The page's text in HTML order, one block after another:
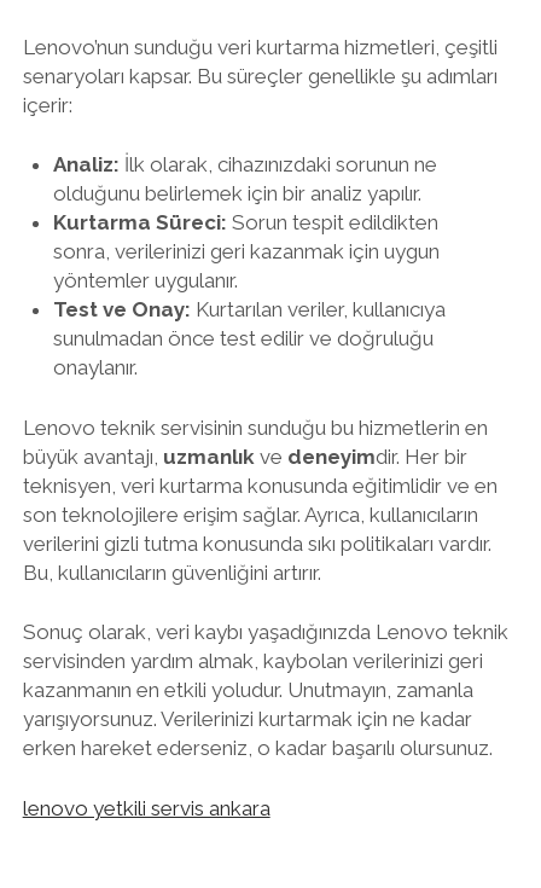
Lenovo’nun sunduğu veri kurtarma hizmetleri, çeşitli
senaryoları kapsar. Bu süreçler genellikle şu adımları
içerir:
Analiz: İlk olarak, cihazınızdaki sorunun ne
olduğunu belirlemek için bir analiz yapılır.
Kurtarma Süreci: Sorun tespit edildikten
sonra, verilerinizi geri kazanmak için uygun
yöntemler uygulanır.
Test ve Onay: Kurtarılan veriler, kullanıcıya
sunulmadan önce test edilir ve doğruluğu
onaylanır.
Lenovo teknik servisinin sunduğu bu hizmetlerin en
büyük avantajı, uzmanlık ve deneyimdir. Her bir
teknisyen, veri kurtarma konusunda eğitimlidir ve en
son teknolojilere erişim sağlar. Ayrıca, kullanıcıların
verilerini gizli tutma konusunda sıkı politikaları vardır.
Bu, kullanıcıların güvenliğini artırır.
Sonuç olarak, veri kaybı yaşadığınızda Lenovo teknik
servisinden yardım almak, kaybolan verilerinizi geri
kazanmanın en etkili yoludur. Unutmayın, zamanla
yarışıyorsunuz. Verilerinizi kurtarmak için ne kadar
erken hareket ederseniz, o kadar başarılı olursunuz.
lenovo yetkili servis ankara